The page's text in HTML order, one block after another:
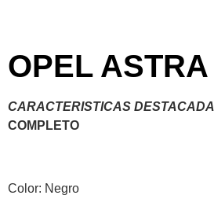
OPEL
CARACTERISTICAS
COMPLETO
Color: Negro